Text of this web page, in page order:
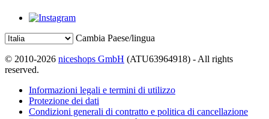
Cambia Paese/lingua
© 2010-2026 niceshops GmbH (ATU63964918) - All rights
reserved.
Informazioni legali e termini di utilizzo
Protezione dei dati
Condizioni generali di contratto e politica di cancellazione